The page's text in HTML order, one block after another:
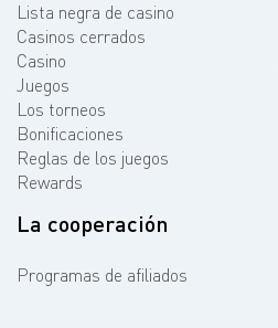
Lista negra de casino
Casinos cerrados
Casino
Juegos
Los torneos
Bonificaciones
Reglas de los juegos
Rewards
La cooperación
Programas de afiliados